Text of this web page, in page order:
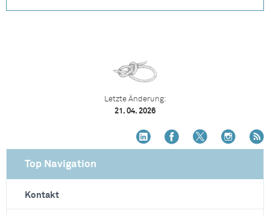
Letzte Änderung:
21. 04. 2026
Top Navigation
Kontakt